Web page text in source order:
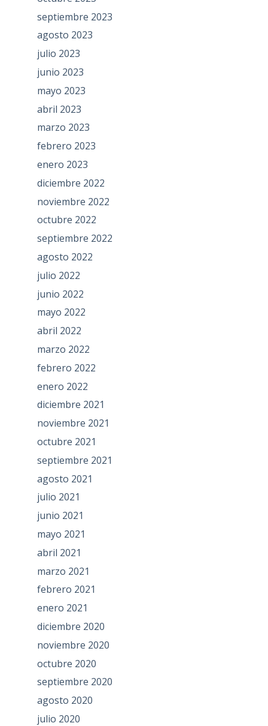
septiembre 2023
agosto 2023
julio 2023
junio 2023
mayo 2023
abril 2023
marzo 2023
febrero 2023
enero 2023
diciembre 2022
noviembre 2022
octubre 2022
septiembre 2022
agosto 2022
julio 2022
junio 2022
mayo 2022
abril 2022
marzo 2022
febrero 2022
enero 2022
diciembre 2021
noviembre 2021
octubre 2021
septiembre 2021
agosto 2021
julio 2021
junio 2021
mayo 2021
abril 2021
marzo 2021
febrero 2021
enero 2021
diciembre 2020
noviembre 2020
octubre 2020
septiembre 2020
agosto 2020
julio 2020